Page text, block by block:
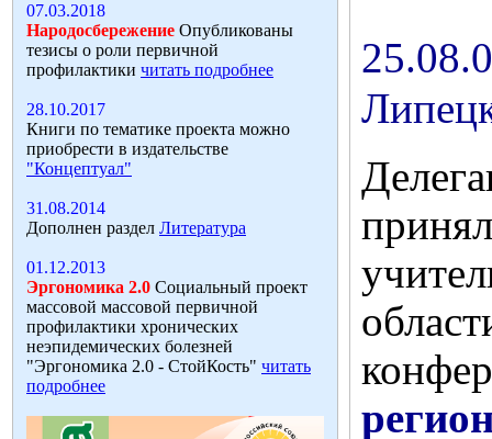
07.03.2018
Народосбережение Опубликованы
тезисы о роли первичной
профилактики читать подробнее
28.10.2017
Книги по тематике проекта можно
приобрести в издательстве
"Концептуал"
31.08.2014
Дополнен раздел Литература
01.12.2013
Эргономика 2.0 Социальный проект
массовой массовой первичной
профилактики хронических
неэпидемических болезней
"Эргономика 2.0 - СтойКость" читать
подробнее